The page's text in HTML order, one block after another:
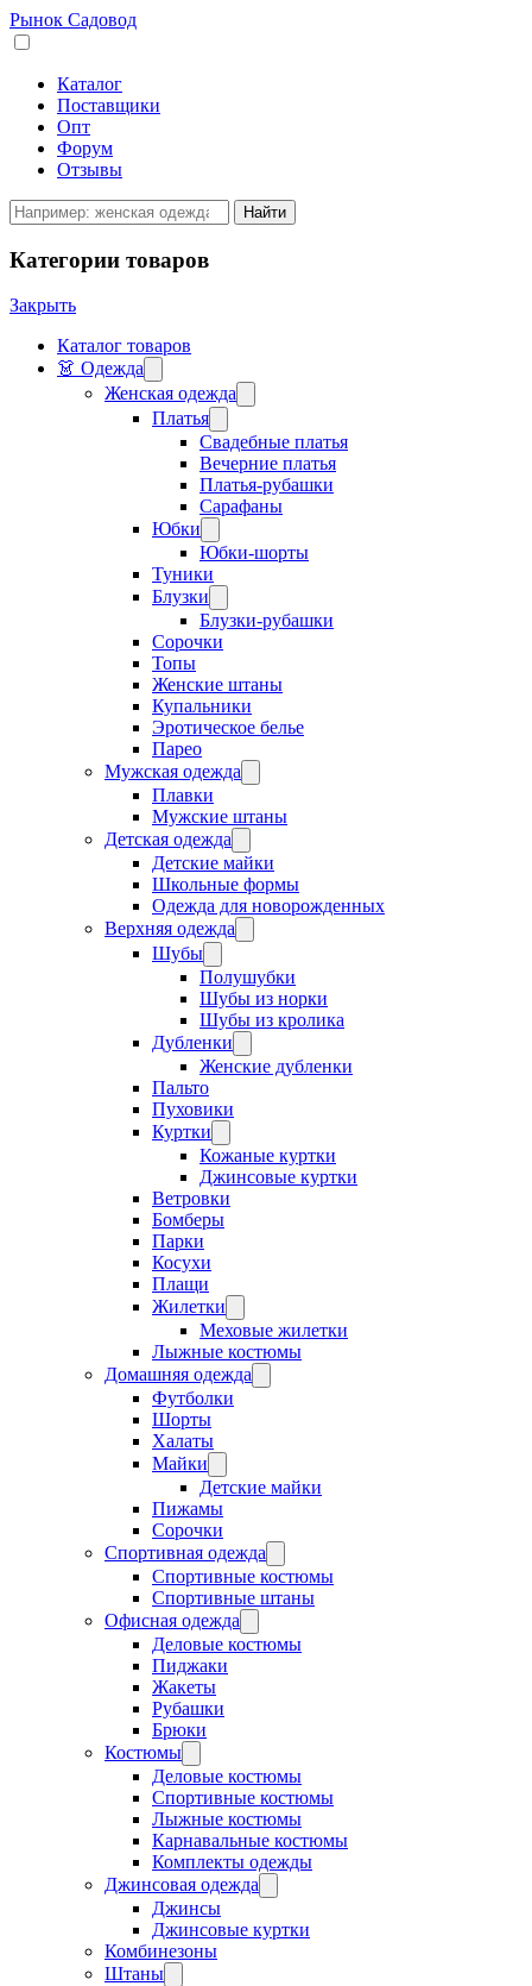
Рынок Садовод
Каталог
Поставщики
Опт
Форум
Отзывы
Категории товаров
Закрыть
Каталог товаров
👗 Одежда
Женская одежда
Платья
Свадебные платья
Вечерние платья
Платья-рубашки
Сарафаны
Юбки
Юбки-шорты
Туники
Блузки
Блузки-рубашки
Сорочки
Топы
Женские штаны
Купальники
Эротическое белье
Парео
Мужская одежда
Плавки
Мужские штаны
Детская одежда
Детские майки
Школьные формы
Одежда для новорожденных
Верхняя одежда
Шубы
Полушубки
Шубы из норки
Шубы из кролика
Дубленки
Женские дубленки
Пальто
Пуховики
Куртки
Кожаные куртки
Джинсовые куртки
Ветровки
Бомберы
Парки
Косухи
Плащи
Жилетки
Меховые жилетки
Лыжные костюмы
Домашняя одежда
Футболки
Шорты
Халаты
Майки
Детские майки
Пижамы
Сорочки
Спортивная одежда
Спортивные костюмы
Спортивные штаны
Офисная одежда
Деловые костюмы
Пиджаки
Жакеты
Рубашки
Брюки
Костюмы
Деловые костюмы
Спортивные костюмы
Лыжные костюмы
Карнавальные костюмы
Комплекты одежды
Джинсовая одежда
Джинсы
Джинсовые куртки
Комбинезоны
Штаны